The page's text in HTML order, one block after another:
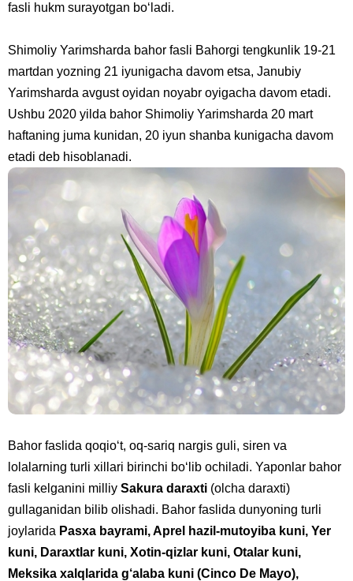
fasli hukm surayotgan bo‘ladi.
Shimoliy Yarimsharda bahor fasli Bahorgi tengkunlik 19-21
martdan yozning 21 iyunigacha davom etsa, Janubiy
Yarimsharda avgust oyidan noyabr oyigacha davom etadi.
Ushbu 2020 yilda bahor Shimoliy Yarimsharda 20 mart
haftaning juma kunidan, 20 iyun shanba kunigacha davom
etadi deb hisoblanadi.
Bahor faslida qoqio‘t, oq-sariq nargis guli, siren va
lolalarning turli xillari birinchi bo‘lib ochiladi. Yaponlar bahor
fasli kelganini milliy Sakura daraxti (olcha daraxti)
gullaganidan bilib olishadi. Bahor faslida dunyoning turli
joylarida Pasxa bayrami, Aprel hazil-mutoyiba kuni, Yer
kuni, Daraxtlar kuni, Xotin-qizlar kuni, Otalar kuni,
Meksika xalqlarida g‘alaba kuni (Cinco De Mayo),